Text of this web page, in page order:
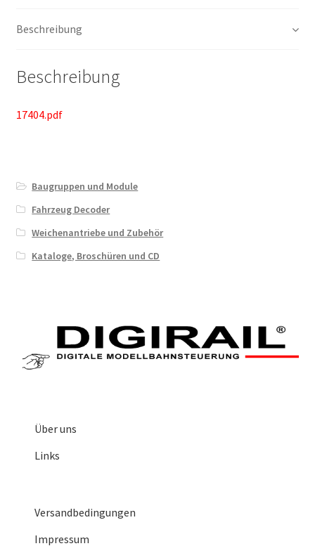
Beschreibung
Beschreibung
17404.pdf
Baugruppen und Module
Fahrzeug Decoder
Weichenantriebe und Zubehör
Kataloge, Broschüren und CD
Über uns
Links
Versandbedingungen
Impressum